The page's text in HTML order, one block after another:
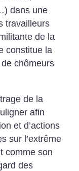
dans une
travailleurs
de la
constitue la
chômeurs
de la
afin
et d’actions
sur l’extrême
comme son
des